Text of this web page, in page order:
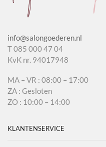
info@salongoederen.nl
T 085 000 47 04
KvK nr. 94017948
MA – VR : 08:00 – 17:00
ZA : Gesloten
ZO : 10:00 – 14:00
KLANTENSERVICE